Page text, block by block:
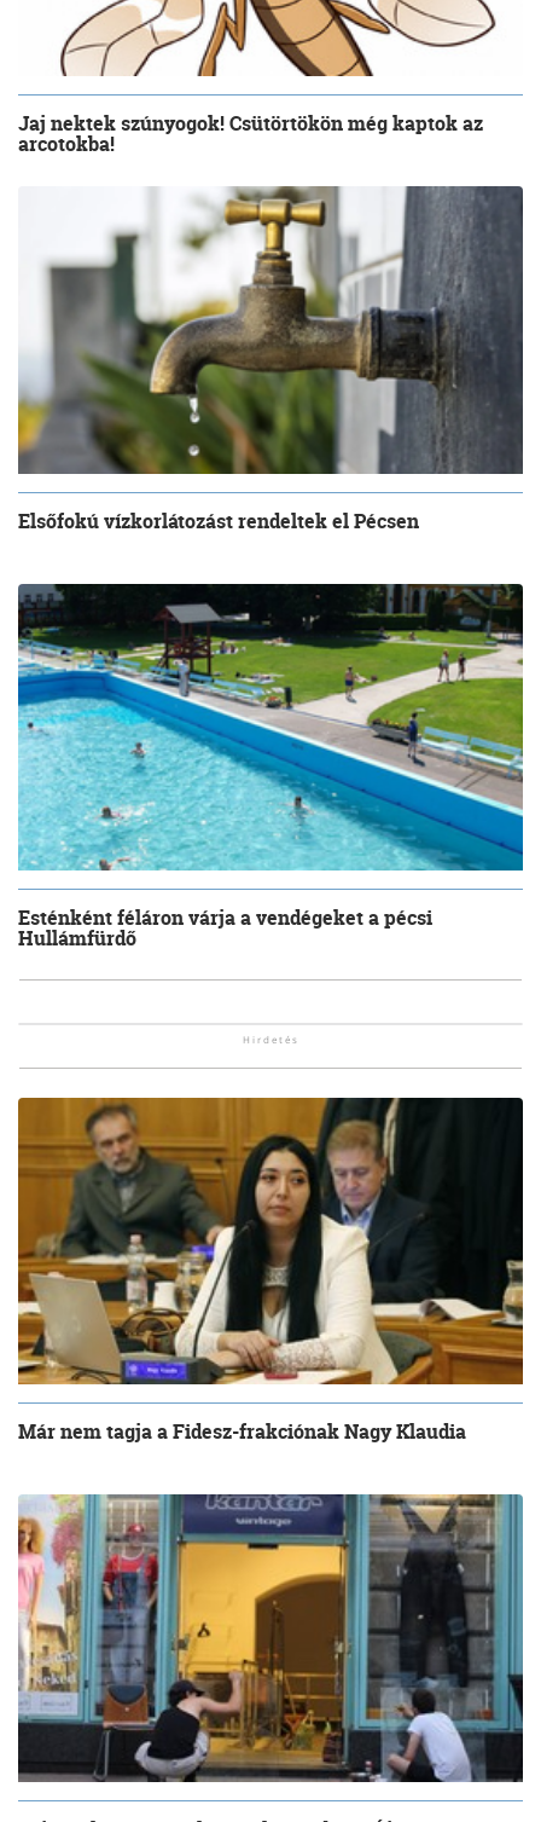
Jaj nektek szúnyogok! Csütörtökön még kaptok az
arcotokba!
Elsőfokú vízkorlátozást rendeltek el Pécsen
Esténként féláron várja a vendégeket a pécsi
Hullámfürdő
Már nem tagja a Fidesz-frakciónak Nagy Klaudia